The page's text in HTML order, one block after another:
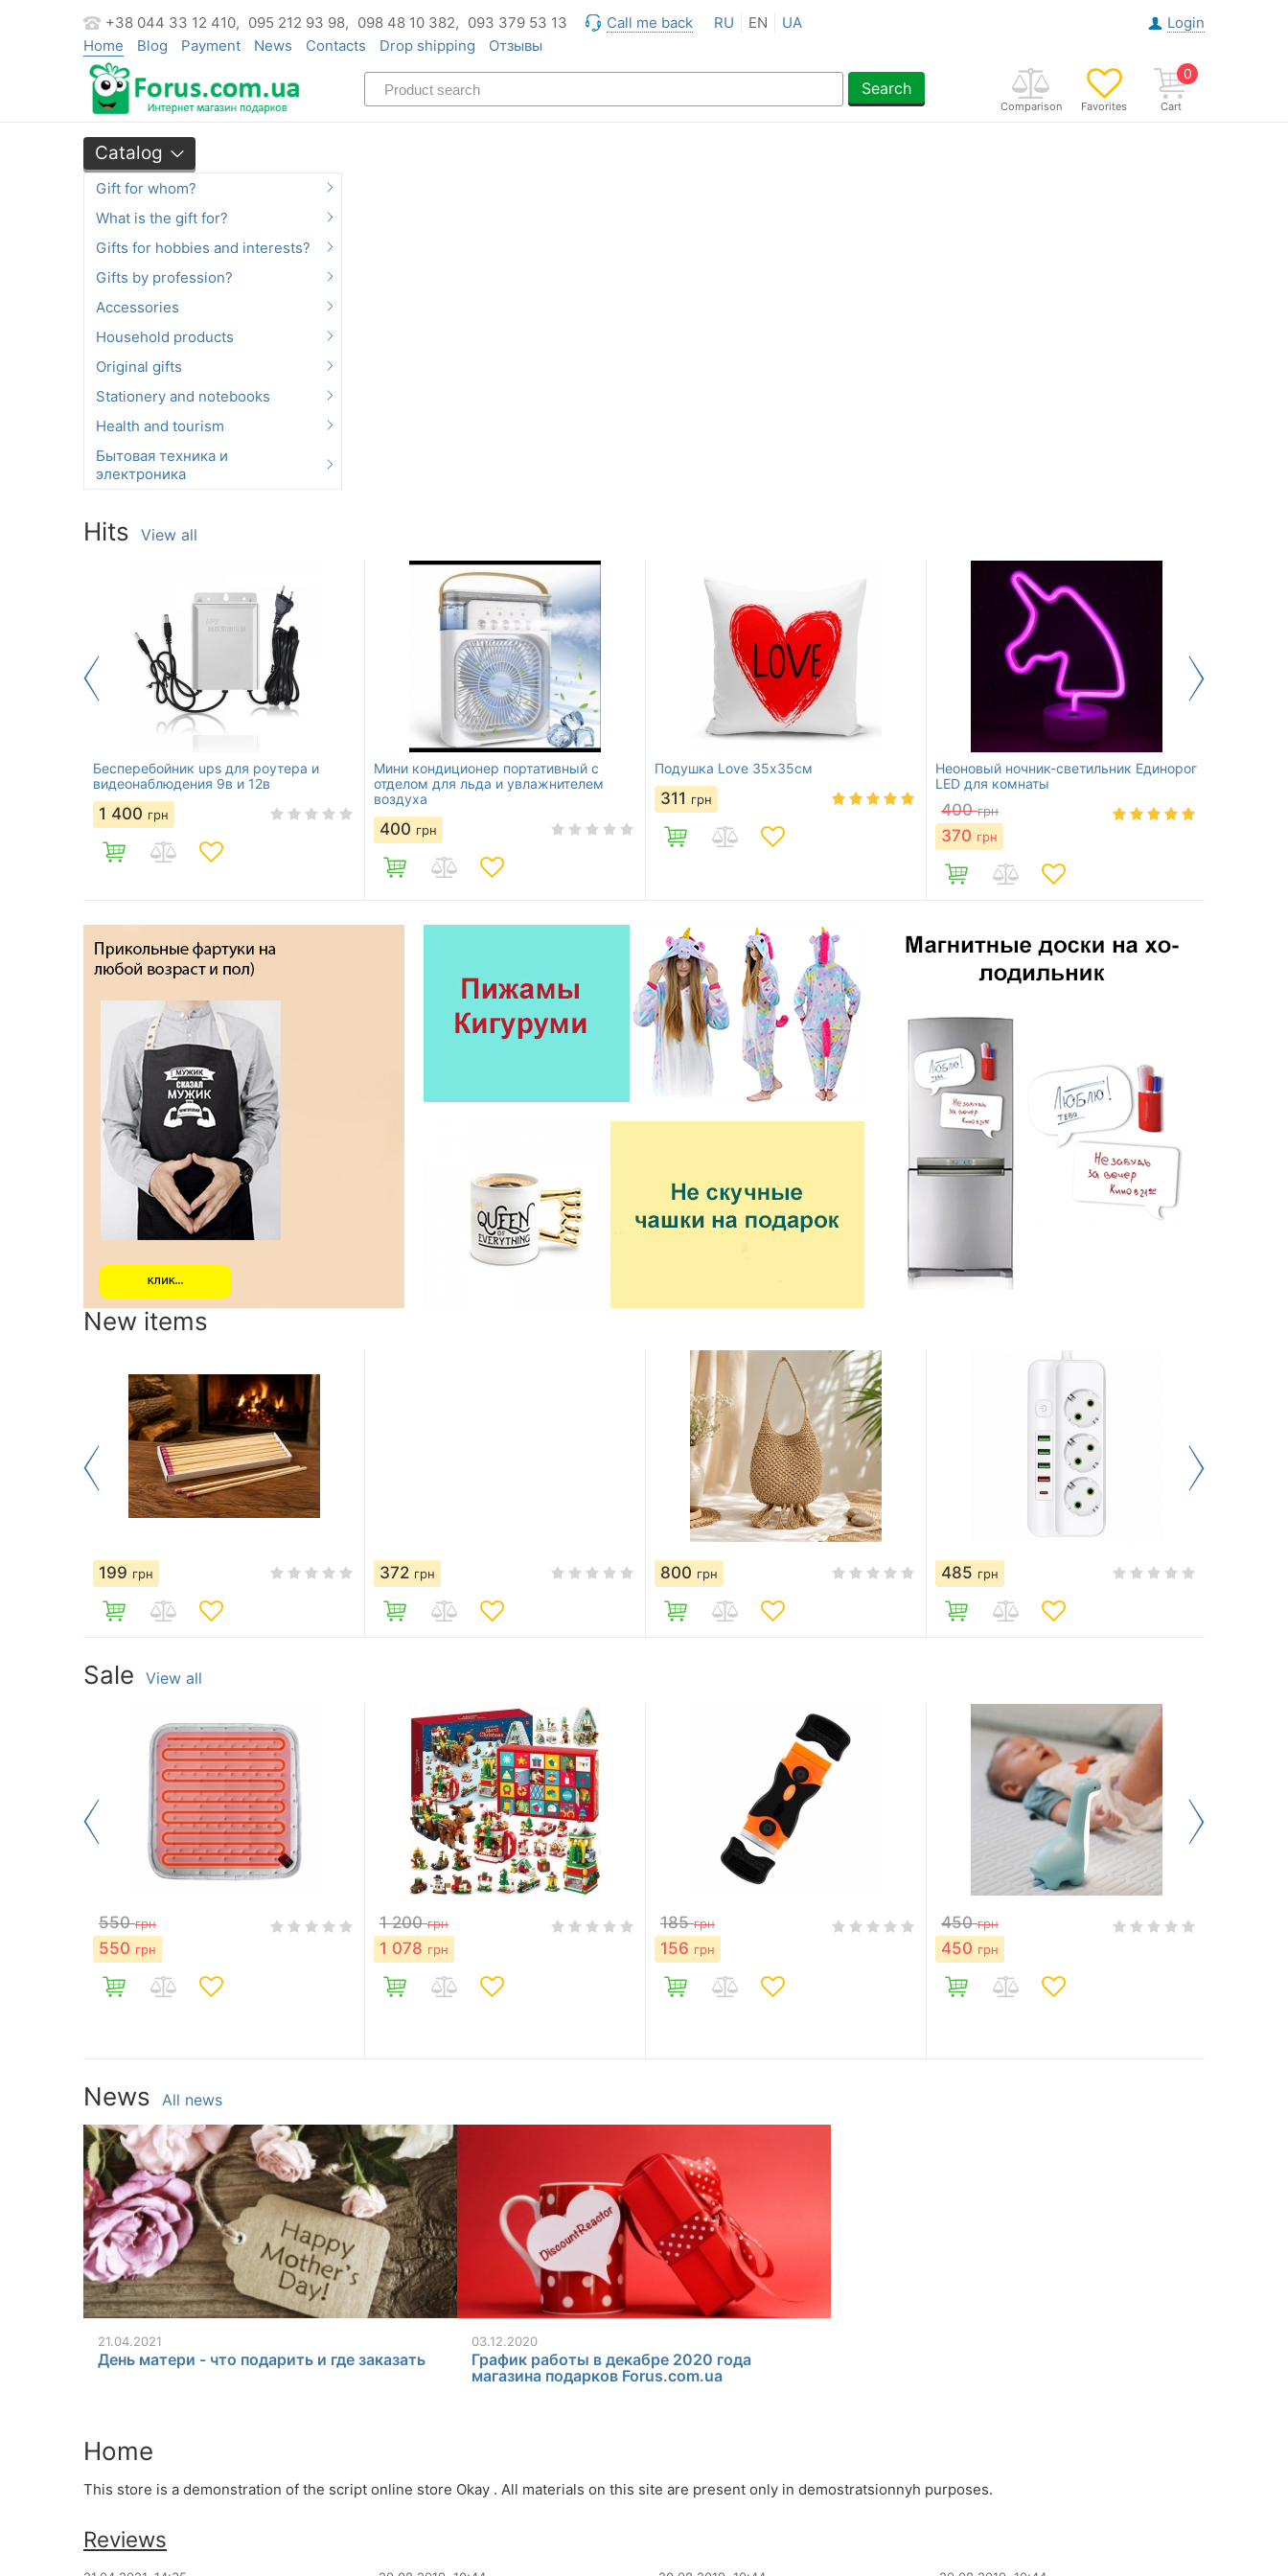
+38 044 33 12 410, 095 212 93 98, 098 48 10 382, 093 379 53 13 Call me back RU EN UA
Login
Home
Blog Payment News Contacts Drop shipping Отзывы
0
Cart
Favorites
Comparison
Search
Catalog
Gift for whom?
What is the gift for?
Gifts for hobbies and interests?
Gifts by profession?
Accessories
Household products
Original gifts
Stationery and notebooks
Health and tourism
Бытовая техника и
электроника
Hits View all
Бесперебойник ups для роутера и
видеонаблюдения 9в и 12в
1 400 грн
Мини кондиционер портативный с
отделом для льда и увлажнителем
воздуха
400 грн
Подушка Love 35х35см
311 грн
Неоновый ночник-светильник Единорог
LED для комнаты
400 грн
370 грн
New items
199 грн 372 грн 800 грн 485 грн
Sale View all
550 грн
550 грн
1 200 грн
1 078 грн
185 грн
156 грн
450 грн
450 грн
News All news
21.04.2021
День матери - что подарить и где заказать
03.12.2020
График работы в декабре 2020 года
магазина подарков Forus.com.ua
Home
This store is a demonstration of the script online store Okay . All materials on this site are present only in demostratsionnyh purposes.
Reviews